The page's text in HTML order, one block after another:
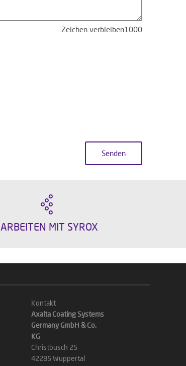
1000
Zeichen verbleiben
ARBEITEN MIT SYROX
Kontakt
Axalta Coating Systems
Germany GmbH & Co.
KG
Christbusch 25
42285 Wuppertal